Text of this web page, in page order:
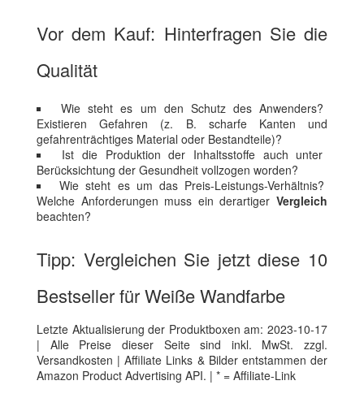
Vor dem Kauf: Hinterfragen Sie die
Qualität
Wie steht es um den Schutz des Anwenders?
Existieren Gefahren (z. B. scharfe Kanten und
gefahrenträchtiges Material oder Bestandteile)?
Ist die Produktion der Inhaltsstoffe auch unter
Berücksichtung der Gesundheit vollzogen worden?
Wie steht es um das Preis-Leistungs-Verhältnis?
Welche Anforderungen muss ein derartiger Vergleich
beachten?
Tipp: Vergleichen Sie jetzt diese 10
Bestseller für Weiße Wandfarbe
Letzte Aktualisierung der Produktboxen am: 2023-10-17
| Alle Preise dieser Seite sind inkl. MwSt. zzgl.
Versandkosten | Affiliate Links & Bilder entstammen der
Amazon Product Advertising API. | * = Affiliate-Link